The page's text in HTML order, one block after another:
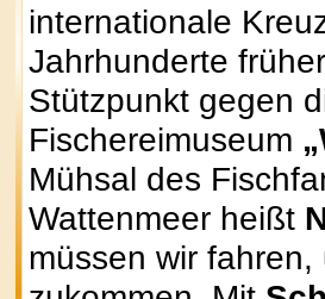
internationale
Jahrhunderte
Stützpunkt gegen
Fischereimuseum
Mühsal des
Wattenmeer heißt
müssen wir